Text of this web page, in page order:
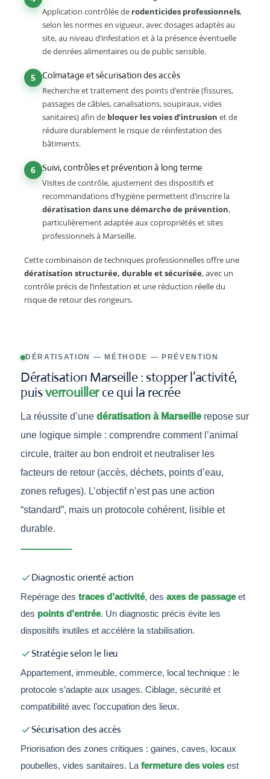
Application contrôlée de rodenticides professionnels,
selon les normes en vigueur, avec dosages adaptés au
site, au niveau d’infestation et à la présence éventuelle
de denrées alimentaires ou de public sensible.
5 Colmatage et sécurisation des accès
Recherche et traitement des points d’entrée (fissures,
passages de câbles, canalisations, soupiraux, vides
sanitaires) afin de bloquer les voies d’intrusion et de
réduire durablement le risque de réinfestation des
bâtiments.
6 Suivi, contrôles et prévention à long terme
Visites de contrôle, ajustement des dispositifs et
recommandations d’hygiène permettent d’inscrire la
dératisation dans une démarche de prévention,
particulièrement adaptée aux copropriétés et sites
professionnels à Marseille.
Cette combinaison de techniques professionnelles offre une
dératisation structurée, durable et sécurisée, avec un
contrôle précis de l’infestation et une réduction réelle du
risque de retour des rongeurs.
DÉRATISATION — MÉTHODE — PRÉVENTION
Dératisation Marseille : stopper l’activité,
puisverrouillerce qui la recrée
La réussite d’une dératisation à Marseille repose sur
une logique simple : comprendre comment l’animal
circule, traiter au bon endroit et neutraliser les
facteurs de retour (accès, déchets, points d’eau,
zones refuges). L’objectif n’est pas une action
“standard”, mais un protocole cohérent, lisible et
durable.
Diagnostic orienté action
Repérage des traces d’activité, des axes de passageet
des points d’entrée. Un diagnostic précis évite les
dispositifs inutiles et accélère la stabilisation.
Stratégie selon le lieu
Appartement, immeuble, commerce, local technique : le
protocole s’adapte aux usages. Ciblage, sécurité et
compatibilité avec l’occupation des lieux.
Sécurisation des accès
Priorisation des zones critiques : gaines, caves, locaux
poubelles, vides sanitaires. La fermeture des voiesest